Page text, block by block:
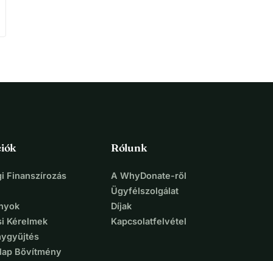
Finanszírozás
Kérelmek
Bővítmény
Rólunk
A WhyDonate-ről
Ügyfélszolgálat
Díjak
Kapcsolatfelvétel